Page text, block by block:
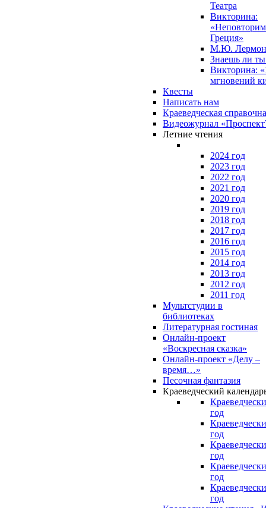
Театра
Викторина:
Греция»
М.Ю.
Знаешь ли
Викторина:
мгновений
Квесты
Написать нам
Краеведческая
Видеожурнал
Летние чтения
2024 год
2023 год
2022 год
2021 год
2020 год
2019 год
2018 год
2017 год
2016 год
2015 год
2014 год
2013 год
2012 год
2011 год
Мультстудии в
библиотеках
Литературная гостиная
Онлайн-проект
«Воскресная сказка»
Онлайн-проект «Делу –
время…»
Песочная фантазия
Краеведческий
год
год
год
год
год